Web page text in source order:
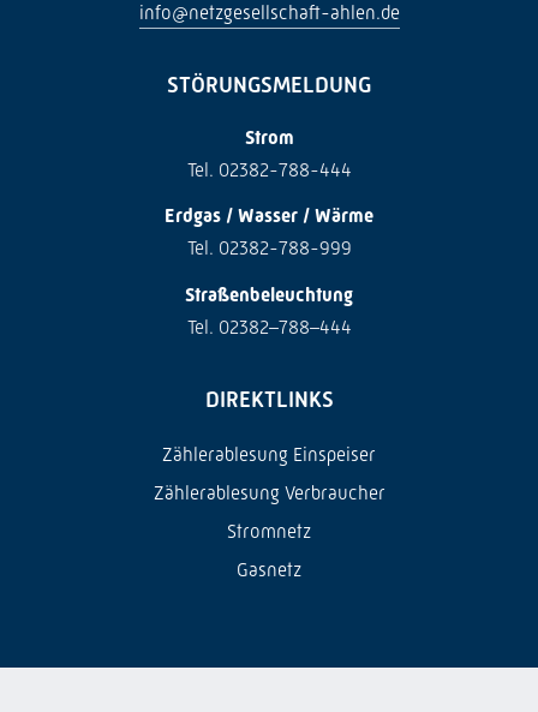
info@netzgesellschaft-ahlen.de
STÖRUNGSMELDUNG
Strom
Tel. 02382-788-444
Erdgas / Wasser / Wärme
Tel. 02382-788-999
Straßenbeleuchtung
Tel. 02382–788–444
DIREKTLINKS
Zählerablesung Einspeiser
Zählerablesung Verbraucher
Stromnetz
Gasnetz